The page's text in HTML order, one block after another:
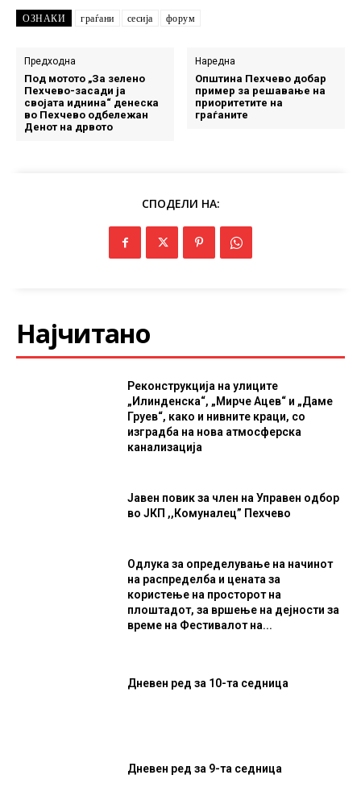
ОЗНАКИ граѓани сесија форум
Предходна
Под мотото „За зелено
Пехчево-засади ја
својата иднина“ денеска
во Пехчево одбележан
Денот на дрвото
Наредна
Општина Пехчево добар
пример за решавање на
приоритетите на
граѓаните
СПОДЕЛИ НА:
Најчитано
Реконструкција на улиците
„Илинденска“, „Мирче Ацев“ и „Даме
Груев“, како и нивните краци, со
изградба на нова атмосферска
канализација
Јавен повик за член на Управен одбор
во ЈКП ,,Комуналец” Пехчево
Одлука за определување на начинот
на распределба и цената за
користење на просторот на
плоштадот, за вршење на дејности за
време на Фестивалот на...
Дневен ред за 10-та седница
Дневен ред за 9-та седница